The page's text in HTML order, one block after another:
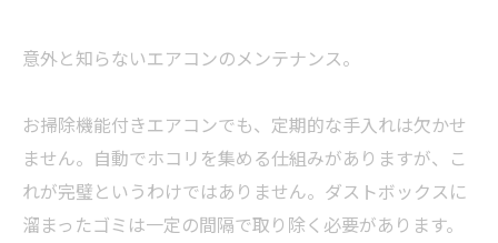
意外と知らないエアコンのメンテナンス。
お掃除機能付きエアコンでも、定期的な手入れは欠かせ
ません。自動でホコリを集める仕組みがありますが、こ
れが完璧というわけではありません。ダストボックスに
溜まったゴミは一定の間隔で取り除く必要があります。